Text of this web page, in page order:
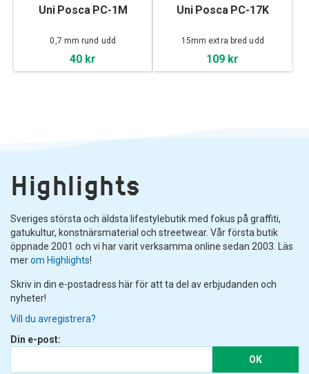
Uni Posca PC-1M
0,7 mm rund udd
40 kr
Uni Posca PC-17K
15mm extra bred udd
109 kr
Highlights
Sveriges största och äldsta lifestylebutik med fokus på graffiti,
gatukultur, konstnärsmaterial och streetwear. Vår första butik
öppnade 2001 och vi har varit verksamma online sedan 2003. Läs
merom Highlights!
Skriv in din e-postadress här för att ta del av erbjudanden och
nyheter!
Vill du avregistrera?
Din e-post:
OK